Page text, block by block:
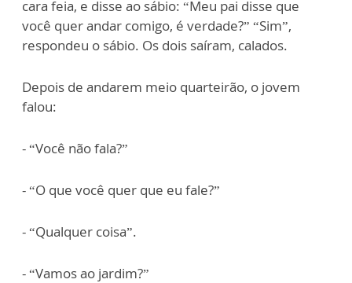
cara feia, e disse ao sábio: “Meu pai disse que
você quer andar comigo, é verdade?” “Sim”,
respondeu o sábio. Os dois saíram, calados.
Depois de andarem meio quarteirão, o jovem
falou:
- “Você não fala?”
- “O que você quer que eu fale?”
- “Qualquer coisa”.
- “Vamos ao jardim?”